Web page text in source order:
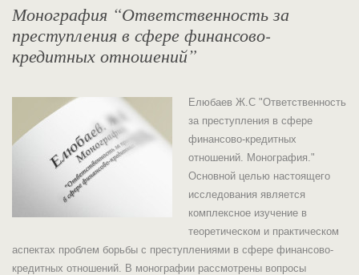
Монография “Ответственность за
преступления в сфере финансово-
кредитных отношений”
Елюбаев Ж.С "Ответственность
за преступления в сфере
финансово-кредитных
отношений. Монография."
Основной целью настоящего
исследования является
комплексное изучение в
теоретическом и практическом
аспектах проблем борьбы с преступлениями в сфере финансово-
кредитных отношений. В монографии рассмотрены вопросы